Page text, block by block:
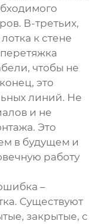
В-третьих,
к стене
чтобы не
это
линий. Не
и не
Это
в будущем и
работу
–
Существуют
закрытые, с